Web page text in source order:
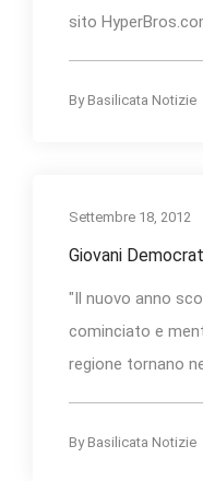
sito
By Basilicata Notizie
Settembre 18, 2012
Giovani
"Il nuovo anno
cominciato e
regione tornano
By Basilicata Notizie